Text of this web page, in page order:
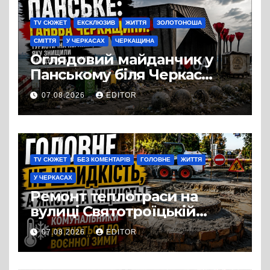
TV СЮЖЕТ ЕКСКЛЮЗИВ ЖИТТЯ ЗОЛОТОНОША
СМІТТЯ У ЧЕРКАСАХ ЧЕРКАЩИНА
Оглядовий майданчик у
Панському біля Черкас
перетворився на занедбане
сміттєзвалище
07.08.2026 EDITOR
TV СЮЖЕТ БЕЗ КОМЕНТАРІВ ГОЛОВНЕ ЖИТТЯ
У ЧЕРКАСАХ
Ремонт теплотраси на
вулиці Святотроїцькій
затягнувся порівняно із
запланованими термінами.
Вулицю досі не відкрили
07.08.2026 EDITOR